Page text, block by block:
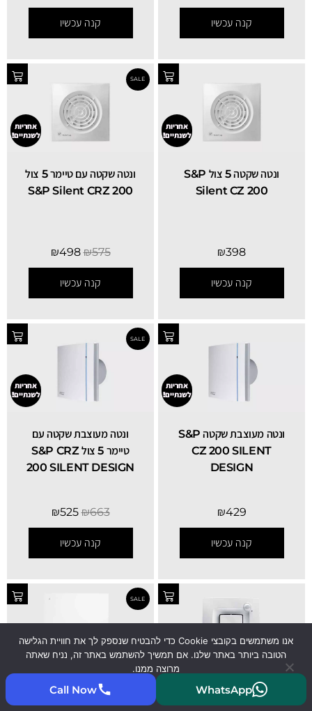
קנה עכשיו קנה עכשיו
ונטה שקטה 5 צול S&P
Silent CZ 200
₪398
קנה עכשיו
אחריות
לשנתיים!
ונטה שקטה עם טיימר 5 צול
S&P Silent CRZ 200
₪575
₪498
קנה עכשיו
אחריות
לשנתיים!
‏ונטה מעוצבת שקטה S&P
CZ 200 SILENT
DESIGN
₪429
קנה עכשיו
אחריות
לשנתיים!
‏ונטה מעוצבת שקטה עם
טיימר 5 צול S&P CRZ
200 SILENT DESIGN
₪663
₪525
קנה עכשיו
אחריות
לשנתיים!
ונטה מושתקת 5 צול
אחריות
לשנתיים!
‏ונטה מעוצבת 5 צול S&P
אחריות
לשנתיים!
WhatsApp
Call Now
אנו משתמשים בקובצי Cookie כדי להבטיח שנספק לך את חוויית הגלישה
הטובה ביותר באתר שלנו. אם תמשיך להשתמש באתר זה, נניח שאתה
מרוצה ממנו.
קיבלתי